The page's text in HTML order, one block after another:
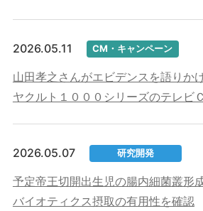
2026.05.11 CM・キャンペーン
山田孝之さんがエビデンスを語りか
ヤクルト１０００シリーズのテレビ
2026.05.07 研究開発
予定帝王切開出生児の腸内細菌叢形
バイオティクス摂取の有用性を確認